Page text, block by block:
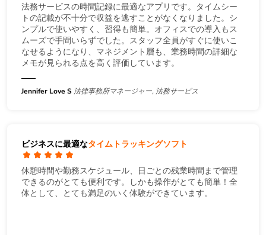
法務サービスの時間記録に最適なアプリです。タイムシー
トの記載が不十分で収益を逃すことがなくなりました。シ
ンプルで使いやすく、習得も簡単。オフィスでの導入もス
ムーズで手間いらずでした。スタッフ全員がすぐに使いこ
なせるようになり、マネジメント層も、業務時間の詳細な
メモが見られる点を高く評価しています。
Jennifer Love S 法律事務所マネージャー, 法務サービス
ビジネスに最適なタイムトラッキングソフト
休憩時間や勤務スケジュール、日ごとの残業時間まで管理
できるのがとても便利です。しかも操作がとても簡単！全
体として、とても満足のいく体験ができています。